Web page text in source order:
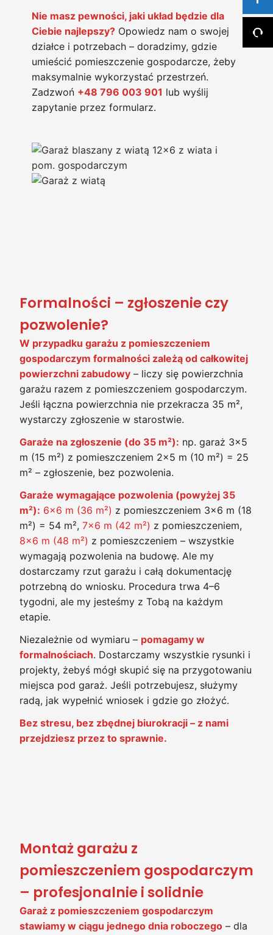
Nie masz pewności, jaki układ będzie dla
Ciebie najlepszy? Opowiedz nam o swojej
działce i potrzebach – doradzimy, gdzie
umieścić pomieszczenie gospodarcze, żeby
maksymalnie wykorzystać przestrzeń.
Zadzwoń +48 796 003 901 lub wyślij
zapytanie przez formularz.
Formalności – zgłoszenie czy
pozwolenie?
W przypadku garażu z pomieszczeniem
gospodarczym formalności zależą od całkowitej
powierzchni zabudowy – liczy się powierzchnia
garażu razem z pomieszczeniem gospodarczym.
Jeśli łączna powierzchnia nie przekracza 35 m²,
wystarczy zgłoszenie w starostwie.
Garaże na zgłoszenie (do 35 m²): np. garaż 3×5
m (15 m²) z pomieszczeniem 2×5 m (10 m²) = 25
m² – zgłoszenie, bez pozwolenia.
Garaże wymagające pozwolenia (powyżej 35
m²): 6×6 m (36 m²) z pomieszczeniem 3×6 m (18
m²) = 54 m², 7×6 m (42 m²) z pomieszczeniem,
8×6 m (48 m²) z pomieszczeniem – wszystkie
wymagają pozwolenia na budowę. Ale my
dostarczamy rzut garażu i całą dokumentację
potrzebną do wniosku. Procedura trwa 4–6
tygodni, ale my jesteśmy z Tobą na każdym
etapie.
Niezależnie od wymiaru – pomagamy w
formalnościach. Dostarczamy wszystkie rysunki i
projekty, żebyś mógł skupić się na przygotowaniu
miejsca pod garaż. Jeśli potrzebujesz, służymy
radą, jak wypełnić wniosek i gdzie go złożyć.
Bez stresu, bez zbędnej biurokracji – z nami
przejdziesz przez to sprawnie.
Montaż garażu z
pomieszczeniem gospodarczym
– profesjonalnie i solidnie
Garaż z pomieszczeniem gospodarczym
stawiamy w ciągu jednego dnia roboczego – dla